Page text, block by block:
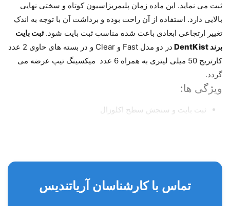
ثبت می نماید. این ماده زمان پلیمریزاسیون کوتاه و سختی نهایی
بالایی دارد. استفاده از آن راحت بوده و برداشت آن با توجه به اندک
تغییر ارتجاعی ابعادی باعث شده مناسب ثبت بایت شود.ثبت بایت
برند DentKist
در دو مدل Fast و Clear و در بسته های حاوی 2 عدد
کارتریج 50 میلی لیتری به همراه 6 عدد میکسینگ تیپ عرضه می
گردد.
ویژگی ها:
ثبت بایت و سنجش سطح اکلوزال
مدل: Fast و Clear
محتویات بسته:
تماس با کارشناسان آریاتندیس